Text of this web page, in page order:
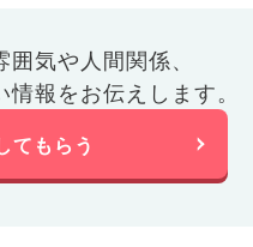
囲気や人間関係、
報をお伝えします。
てもらう